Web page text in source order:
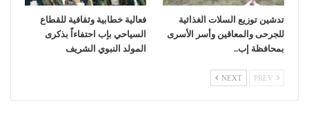
تدشين توزيع السلات الغذائية
للجرحى والمعاقين وأسر الأسرى
بمحافظة إب..
فعالية خطابية وثقافية للقطاع
السياحي بإب احتفاءاً بذكرى
المولد النبوي الشريف
NEXT